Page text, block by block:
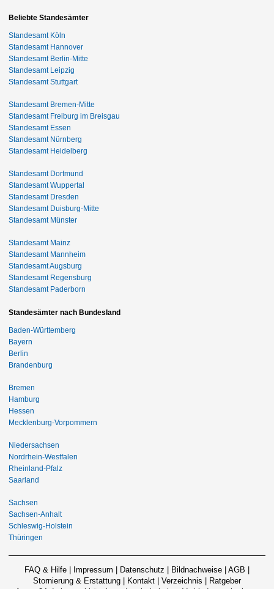
Beliebte Standesämter
Standesamt Köln
Standesamt Hannover
Standesamt Berlin-Mitte
Standesamt Leipzig
Standesamt Stuttgart
Standesamt Bremen-Mitte
Standesamt Freiburg im Breisgau
Standesamt Essen
Standesamt Nürnberg
Standesamt Heidelberg
Standesamt Dortmund
Standesamt Wuppertal
Standesamt Dresden
Standesamt Duisburg-Mitte
Standesamt Münster
Standesamt Mainz
Standesamt Mannheim
Standesamt Augsburg
Standesamt Regensburg
Standesamt Paderborn
Standesämter nach Bundesland
Baden-Württemberg
Bayern
Berlin
Brandenburg
Bremen
Hamburg
Hessen
Mecklenburg-Vorpommern
Niedersachsen
Nordrhein-Westfalen
Rheinland-Pfalz
Saarland
Sachsen
Sachsen-Anhalt
Schleswig-Holstein
Thüringen
FAQ & Hilfe Impressum Datenschutz Bildnachweise AGB
Stornierung & Erstattung
Kontakt Verzeichnis
Ratgeber